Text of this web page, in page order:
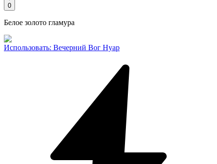
0
Белое золото гламура
Использовать: Вечерний Вог Нуар